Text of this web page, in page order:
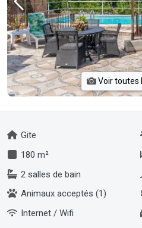
Voir toutes
Gite
180 m²
2 salles de bain
Animaux acceptés (1)
Internet / Wifi